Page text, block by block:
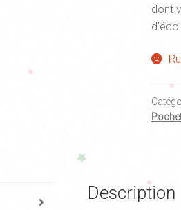
dont
Description